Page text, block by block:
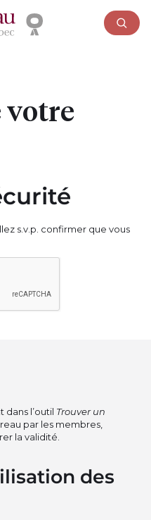
votre
s.v.p. confirmer que vous
dans l’outil Trouver un
par les membres,
la validité.
des